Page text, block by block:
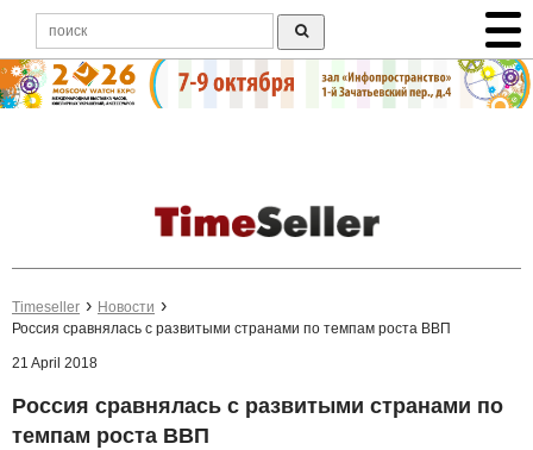
Timeseller
Новости
Россия сравнялась с развитыми странами по темпам роста ВВП
21 April 2018
Россия сравнялась с развитыми странами по
темпам роста ВВП